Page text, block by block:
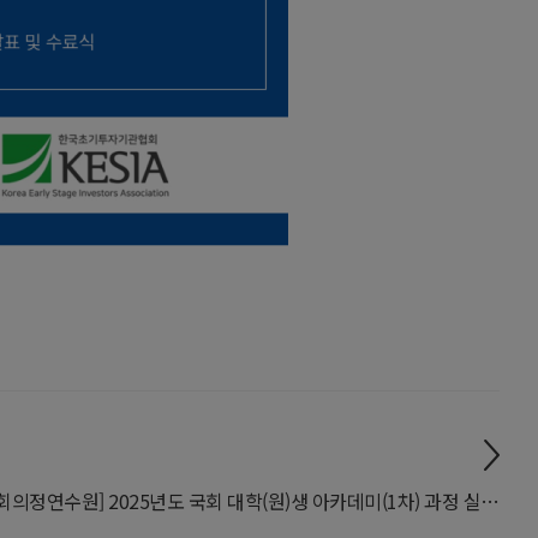
[국회의정연수원] 2025년도 국회 대학(원)생 아카데미(1차) 과정 실시(~8/1)